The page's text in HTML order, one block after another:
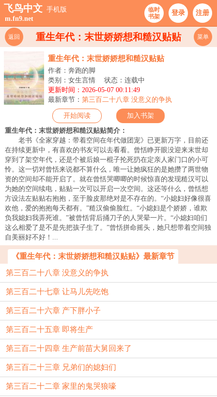
飞鸟中文 手机版
m.fn9.net
临时
书架
登录 注册
重生年代：末世娇娇想和糙汉贴贴
返回 菜单
重生年代：末世娇娇想和糙汉贴贴
作者：奔跑的脚
类别：女生言情
状态：连载中
更新时间：2026-05-07 00:11:49
最新章节： 第三百二十八章 没意义的争执
开始阅读 加入书架
重生年代：末世娇娇想和糙汉贴贴简介：
老书《全家穿越：带着空间在年代做团宠》已更新万字，目前还
在持续更新中，有喜欢的书友可以去看看。曾恬睁开眼没迎来末世却
穿到了架空年代，还是个被后娘一棍子抡死扔在定亲人家门口的小可
怜。这一切对曾恬来说都不算什么，唯一让她疯狂的是她攒了两世物
资的空间却不能开启了。就在曾恬哭唧唧的时候惊喜的发现糙汉可以
为她的空间续电，贴贴一次可以开启一次空间。这还等什么，曾恬想
方设法左贴贴右抱抱，至于脸皮那绝对是不存在的。“小媳妇好像很喜
欢他，爱的抱抱每天都有。”糙汉偷偷脸红。“小媳妇是个娇娇，谁欺
负我媳妇我弄死谁。”被曾恬背后捅刀子的人哭晕一片。“小媳妇咱们
这么相爱了是不是先把孩子生了。”曾恬拼命摇头，她只想带着空间独
自美丽好不好！...
《重生年代：末世娇娇想和糙汉贴贴》最新章节
第三百二十八章 没意义的争执
第三百二十七章 让马儿先吃饱
第三百二十六章 产下胖小子
第三百二十五章 即将生产
第三百二十四章 生产前苗大舅回来了
第三百二十三章 兄弟们的媳妇们
第三百二十二章 家里的鬼哭狼嚎